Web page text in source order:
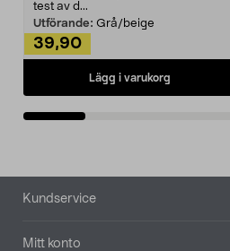
test av d...
Utförande: Grå/beige
39,90
Lägg i varukorg
Sidfot
Kundservice
Mitt konto